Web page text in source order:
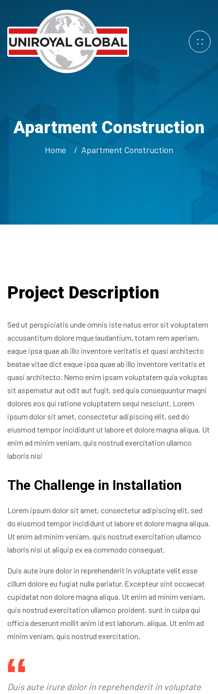
Apartment Construction
Home Apartment Construction
Project Description
Sed ut perspiciatis unde omnis iste natus error sit voluptatem
accusantitum dolore mque laudantium, totam rem aperiam,
eaque ipsa quae ab illo inventore veritatis et quasi architecto
beatae vitae dict eaque ipsa quae ab illo inventore veritatis et
quasi architecto. Nemo enim ipsam voluptatem quia voluptas
sit aspernatur aut odit aut fugit, sed quia consequuntur magni
dolores eos qui ratione voluptatem sequi nesciunt. Lorem
ipsum dolor sit amet, consectetur adipiscing elit, sed do
eiusmod tempor incididunt ut labore et dolore magna aliqua. Ut
enim ad minim veniam, quis nostrud exercitation ullamco
laboris nisi
The Challenge in Installation
Lorem ipsum dolor sit amet, consectetur adipiscing elit, sed
do eiusmod tempor incididunt ut labore et dolore magna aliqua.
Ut enim ad minim veniam, quis nostrud exercitation ullamco
laboris nisi ut aliquip ex ea commodo consequat.
Duis aute irure dolor in reprehenderit in voluptate velit esse
cillum dolore eu fugiat nulla pariatur. Excepteur sint occaecat
cupidatat non dolore magna aliqua. Ut enim ad minim veniam,
quis nostrud exercitation ullamco proident, sunt in culpa qui
officia deserunt mollit anim id est laborum. aliqua. Ut enim ad
minim veniam, quis nostrud exercitation.
Duis aute irure dolor in reprehenderit in voluptate